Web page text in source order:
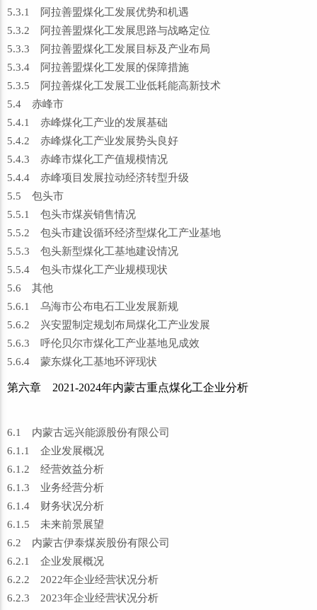
5.3.1 阿拉善盟煤化工发展优势和机遇
5.3.2 阿拉善盟煤化工发展思路与战略定位
5.3.3 阿拉善盟煤化工发展目标及产业布局
5.3.4 阿拉善盟煤化工发展的保障措施
5.3.5 阿拉善煤化工发展工业低耗能高新技术
5.4 赤峰市
5.4.1 赤峰煤化工产业的发展基础
5.4.2 赤峰煤化工产业发展势头良好
5.4.3 赤峰市煤化工产值规模情况
5.4.4 赤峰项目发展拉动经济转型升级
5.5 包头市
5.5.1 包头市煤炭销售情况
5.5.2 包头市建设循环经济型煤化工产业基地
5.5.3 包头新型煤化工基地建设情况
5.5.4 包头市煤化工产业规模现状
5.6 其他
5.6.1 乌海市公布电石工业发展新规
5.6.2 兴安盟制定规划布局煤化工产业发展
5.6.3 呼伦贝尔市煤化工产业基地见成效
5.6.4 蒙东煤化工基地环评现状
第六章 2021-2024年内蒙古重点煤化工企业分析
6.1 内蒙古远兴能源股份有限公司
6.1.1 企业发展概况
6.1.2 经营效益分析
6.1.3 业务经营分析
6.1.4 财务状况分析
6.1.5 未来前景展望
6.2 内蒙古伊泰煤炭股份有限公司
6.2.1 企业发展概况
6.2.2 2022年企业经营状况分析
6.2.3 2023年企业经营状况分析